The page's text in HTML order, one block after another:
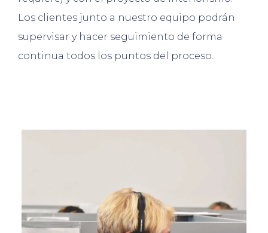
Los clientes junto a nuestro equipo podrán
supervisar y hacer seguimiento de forma
continua todos los puntos del proceso.